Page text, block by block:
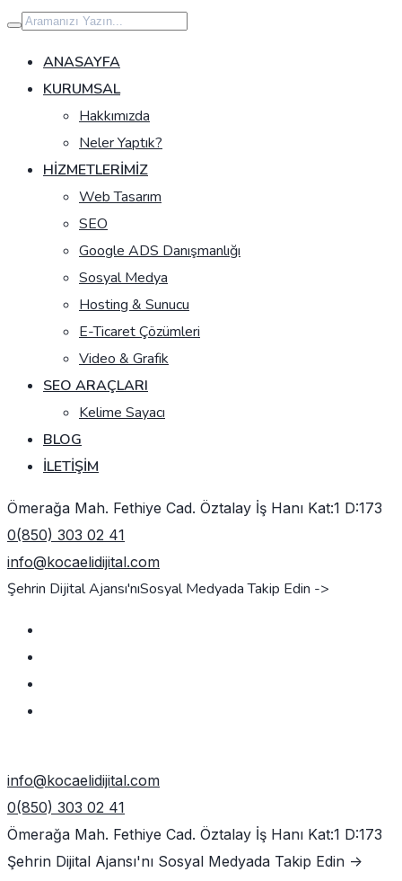
İçeriğe
geç
ANASAYFA
KURUMSAL
Hakkımızda
Neler Yaptık?
HIZMETLERIMIZ
Web Tasarım
SEO
Google ADS Danışmanlığı
Sosyal Medya
Hosting & Sunucu
E-Ticaret Çözümleri
Video & Grafik
SEO ARAÇLARI
Kelime Sayacı
BLOG
İLETIŞIM
Ömerağa Mah. Fethiye Cad. Öztalay İş Hanı Kat:1 D:173
0(850) 303 02 41
info@kocaelidijital.com
Şehrin Dijital Ajansı'nıSosyal Medyada Takip Edin ->
info@kocaelidijital.com
0(850) 303 02 41
Ömerağa Mah. Fethiye Cad. Öztalay İş Hanı Kat:1 D:173
Şehrin Dijital Ajansı'nı Sosyal Medyada Takip Edin ->